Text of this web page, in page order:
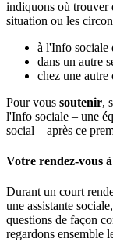
indiquons où trouver
situation ou les
à l'Info sociale
dans un autre
chez une autre
Pour vous soutenir,
l'Info sociale – une
social – après ce
Votre rendez-vous
Durant un court
une assistante
questions de façon
regardons ensemble